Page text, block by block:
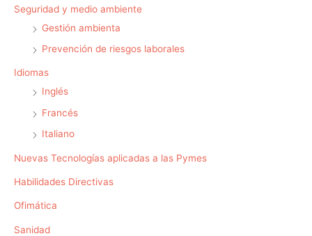
Seguridad y medio ambiente
Gestión ambienta
Prevención de riesgos laborales
Idiomas
Inglés
Francés
Italiano
Nuevas Tecnologías aplicadas a las Pymes
Habilidades Directivas
Ofimática
Sanidad